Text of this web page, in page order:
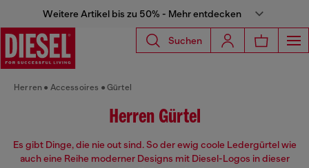
Weitere Artikel bis zu 50% - Mehr entdecken
Suchen
Herren Accessoires Gürtel
Herren Gürtel
Es gibt Dinge, die nie out sind. So der ewig coole Ledergürtel wie
auch eine Reihe moderner Designs mit Diesel-Logos in dieser